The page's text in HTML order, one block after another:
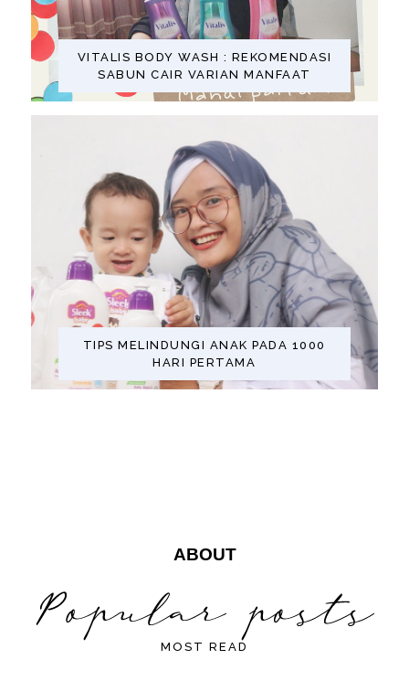
VITALIS BODY WASH : REKOMENDASI
SABUN CAIR VARIAN MANFAAT
TIPS MELINDUNGI ANAK PADA 1000
HARI PERTAMA
ABOUT
MOST READ